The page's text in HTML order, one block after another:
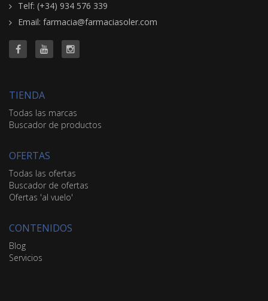
Telf: (+34) 934 576 339
Email: farmacia@farmaciasoler.com
TIENDA
Todas las marcas
Buscador de productos
OFERTAS
Todas las ofertas
Buscador de ofertas
Ofertas 'al vuelo'
CONTENIDOS
Blog
Servicios